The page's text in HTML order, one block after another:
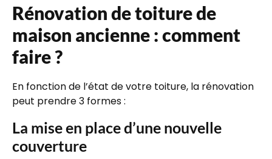
Rénovation de toiture de
maison ancienne : comment
faire ?
En fonction de l’état de votre toiture, la rénovation
peut prendre 3 formes :
La mise en place d’une nouvelle
couverture